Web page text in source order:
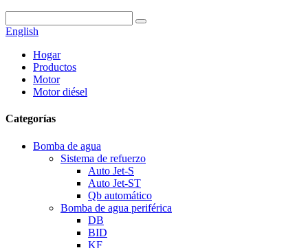
English
Hogar
Productos
Motor
Motor diésel
Categorías
Bomba de agua
Sistema de refuerzo
Auto Jet-S
Auto Jet-ST
Qb automático
Bomba de agua periférica
DB
BID
KF